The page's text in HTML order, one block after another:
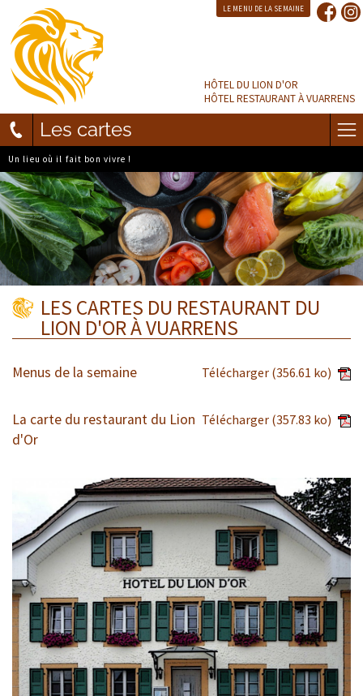
HÔTEL DU LION D'OR
HÔTEL RESTAURANT À VUARRENS
LE MENU DE LA SEMAINE
Les cartes
Un lieu où il fait bon vivre !
LES CARTES DU RESTAURANT DU
LION D'OR À VUARRENS
Télécharger (356.61 ko)
Menus de la semaine
Télécharger (357.83 ko)
La carte du restaurant du Lion
d'Or